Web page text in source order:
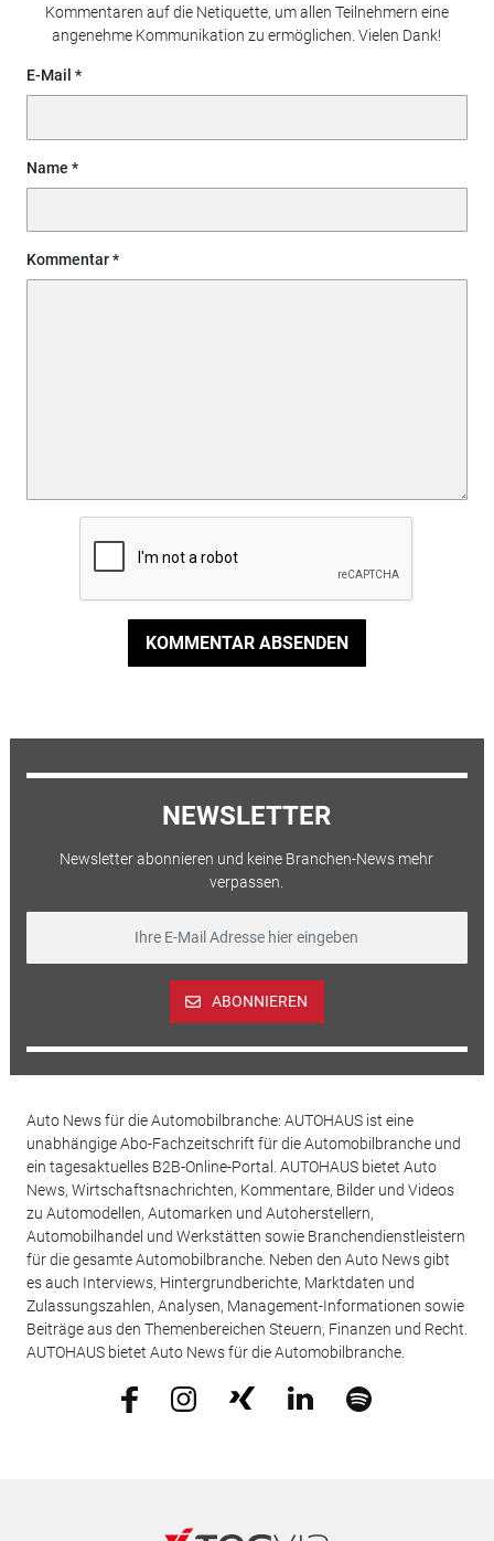
Kommentaren auf die Netiquette, um allen Teilnehmern eine
angenehme Kommunikation zu ermöglichen. Vielen Dank!
E-Mail
Name
Kommentar
KOMMENTAR ABSENDEN
NEWSLETTER
Newsletter abonnieren und keine Branchen-News mehr
verpassen.
ABONNIEREN
Auto News für die Automobilbranche: AUTOHAUS ist eine
unabhängige Abo-Fachzeitschrift für die Automobilbranche und
ein tagesaktuelles B2B-Online-Portal. AUTOHAUS bietet Auto
News, Wirtschaftsnachrichten, Kommentare, Bilder und Videos
zu Automodellen, Automarken und Autoherstellern,
Automobilhandel und Werkstätten sowie Branchendienstleistern
für die gesamte Automobilbranche. Neben den Auto News gibt
es auch Interviews, Hintergrundberichte, Marktdaten und
Zulassungszahlen, Analysen, Management-Informationen sowie
Beiträge aus den Themenbereichen Steuern, Finanzen und Recht.
AUTOHAUS bietet Auto News für die Automobilbranche.